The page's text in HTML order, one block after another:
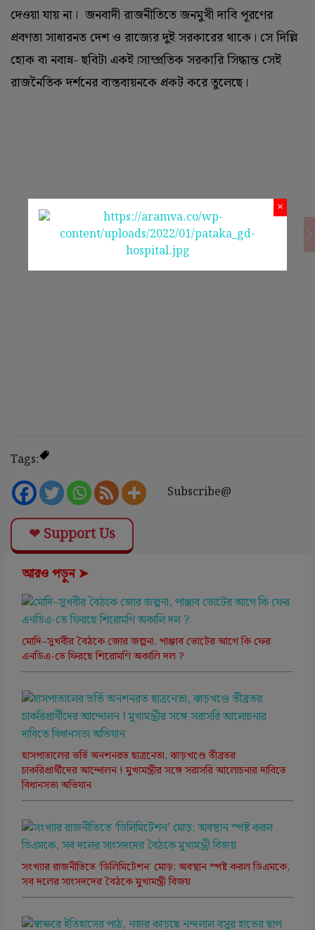
দেওয়া যায় না। জনবাদী রাজনীতিতে জনমুখী দাবি পূরণের
প্রবণতা সাধারনত দেশ ও রাজ্যের দুই সরকারের থাকে। সে দিল্লি
হোক বা নবান্ন- ছবিটা একই।সাম্প্রতিক সরকারি সিদ্ধান্ত সেই
রাজনৈতিক দর্শনের বাস্তবায়নকে প্রকট করে তুলেছে।
Tags:
Subscribe@
❤ Support Us
আরও পড়ুন ➤
মোদি–সুখবীর বৈঠকে জোর জল্পনা, পাঞ্জাব ভোটের আগে কি ফের
এনডিএ-তে ফিরছে শিরোমণি অকালি দল ?
হাসপাতালের ভর্তি অনশনরত ছাত্রনেতা, ঝাড়খণ্ডে তীব্রতর
চাকরিপ্রার্থীদের আন্দোলন ! মুখ্যমন্ত্রীর সঙ্গে সরাসরি আলোচনার দাবিতে
বিধানসভা অভিযান
সংখ্যার রাজনীতিতে ‘ডিলিমিটেশন’ মোড়: অবস্থান স্পষ্ট করল ডিএমকে,
সব দলের সাংসদদের বৈঠকে মুখ্যমন্ত্রী বিজয়
×